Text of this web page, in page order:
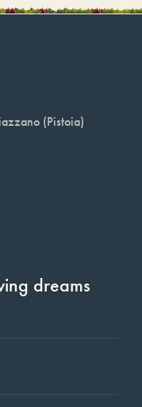
(Pistoia)
dreams